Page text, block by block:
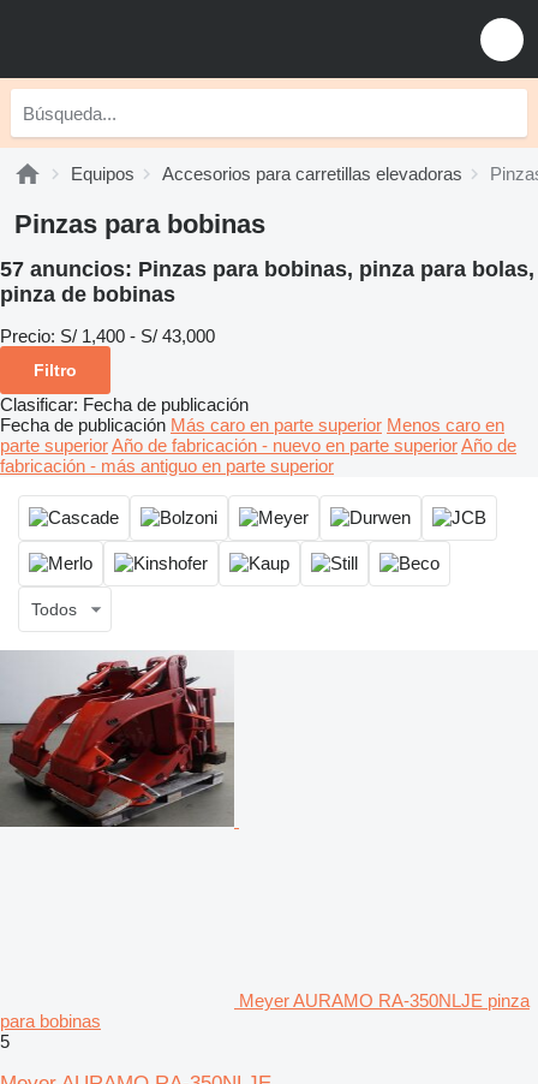
Equipos Accesorios para carretillas elevadoras
Pinzas para bobinas
57 anuncios: Pinzas para bobinas, pinza para bolas,
pinza de bobinas
Precio: S/ 1,400 - S/ 43,000
Filtro
Clasificar: Fecha de publicación
Fecha de publicación Más caro en parte superior Menos caro en
parte superiorAño de fabricación - nuevo en parte superiorAño de
fabricación - más antiguo en parte superior
Todos
Meyer AURAMO RA-350NLJE pinza
para bobinas
5